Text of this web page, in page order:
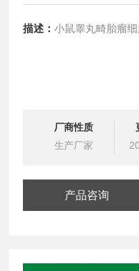
描述：小鼠睾丸畸胎瘤
厂商性质
生产厂家
产品咨询